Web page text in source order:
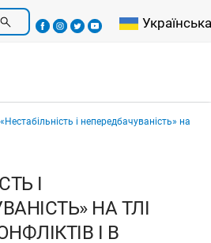
Select your
Українська
«Нестабільність і непередбачуваність» на тлі зростання конфліктів і в розділених
І
НА ТЛІ
І В